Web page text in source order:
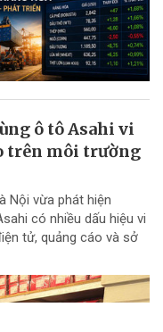
ô tô Asahi vi
trên môi trường
Nội vừa phát hiện
có nhiều dấu hiệu vi
tử, quảng cáo và sở